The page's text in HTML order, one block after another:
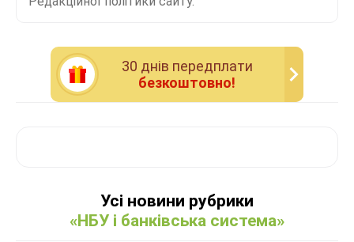
30 днiв передплати
безкоштовно!
Усі новини рубрики
«НБУ і банківська система»